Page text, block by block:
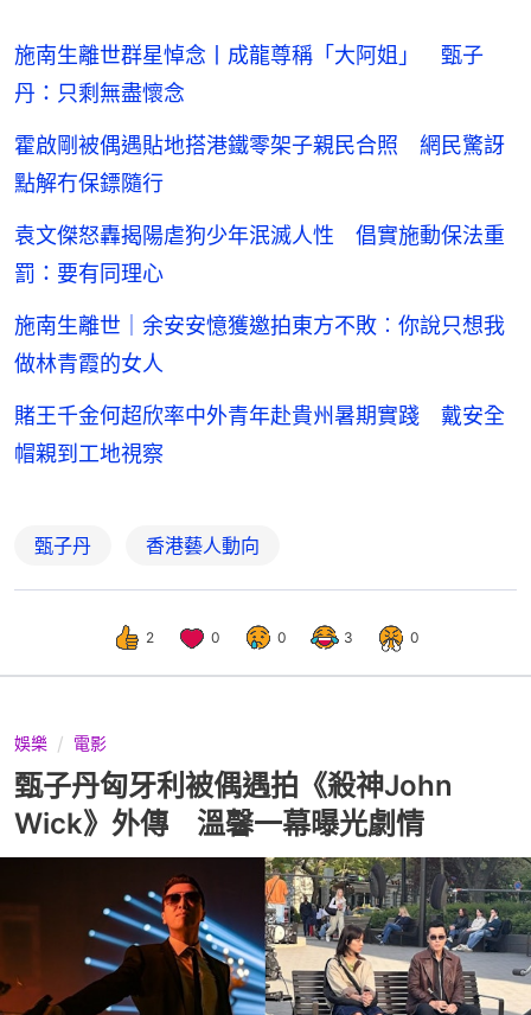
施南生離世群星悼念丨成龍尊稱「大阿姐」 甄子
丹：只剩無盡懷念
霍啟剛被偶遇貼地搭港鐵零架子親民合照 網民驚訝
點解冇保鏢隨行
袁文傑怒轟揭陽虐狗少年泯滅人性 倡實施動保法重
罰：要有同理心
施南生離世｜余安安憶獲邀拍東方不敗︰你說只想我
做林青霞的女人
賭王千金何超欣率中外青年赴貴州暑期實踐 戴安全
帽親到工地視察
甄子丹 香港藝人動向
2 0 0 3 0
娛樂 電影
甄子丹匈牙利被偶遇拍《殺神John
Wick》外傳 溫馨一幕曝光劇情